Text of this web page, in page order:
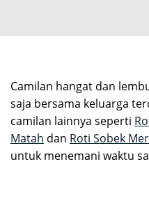
Camilan hangat dan
saja bersama keluarga
camilan lainnya seperti
Matah dan Roti Sobek
untuk menemani waktu